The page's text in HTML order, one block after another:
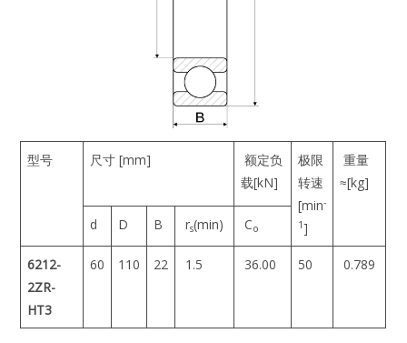
型号 尺寸 [mm]
额定负
载[kN]
极限
转速
[min-
1]
重量
≈[kg]
d D B rs(min) Co
6212-
2ZR-
HT3
60 110 22 1.5 36.00 50 0.789